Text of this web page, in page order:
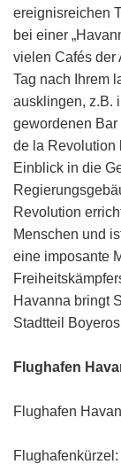
ereignisreichen
bei einer
vielen Cafés der
Tag nach Ihrem
ausklingen, z.B.
gewordenen Bar
de la Revolution
Einblick in die
Revolution
Menschen und
eine imposante
Havanna bringt
Stadtteil
Flughafen
Flughafen